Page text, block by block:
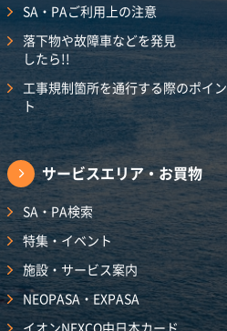
SA・PAご利用上の注意
落下物や故障車などを発見
したら!!
工事規制箇所を通行する際のポイン
ト
サービスエリア・お買物
SA・PA検索
特集・イベント
施設・サービス案内
NEOPASA・EXPASA
イオンNEXCO中日本カード